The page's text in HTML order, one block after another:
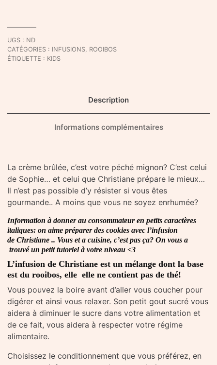
UGS : ND
CATÉGORIES : INFUSIONS ROOIBOS
ÉTIQUETTE : KIDS
Description
Informations complémentaires
La crème brûlée, c’est votre péché mignon? C’est celui
de Sophie… et celui que Christiane prépare le mieux…
Il n’est pas possible d’y résister si vous êtes
gourmande.. A moins que vous ne soyez enrhumée?
Information à donner au consommateur en petits caractères
italiques: on aime préparer des cookies avec l’infusion
de Christiane .. Vous et a cuisine, c’est pas ça? On vous a
trouvé un petit tutorielà votre niveau <3
L’infusion de Christiane est un mélange dont la base
est du rooibos, elle elle ne contient pas de thé!
Vous pouvez la boire avant d’aller vous coucher pour
digérer et ainsi vous relaxer. Son petit gout sucré vous
aidera à diminuer le sucre dans votre alimentation et
de ce fait, vous aidera à respecter votre régime
alimentaire.
Choisissez le conditionnement que vous préférez, en